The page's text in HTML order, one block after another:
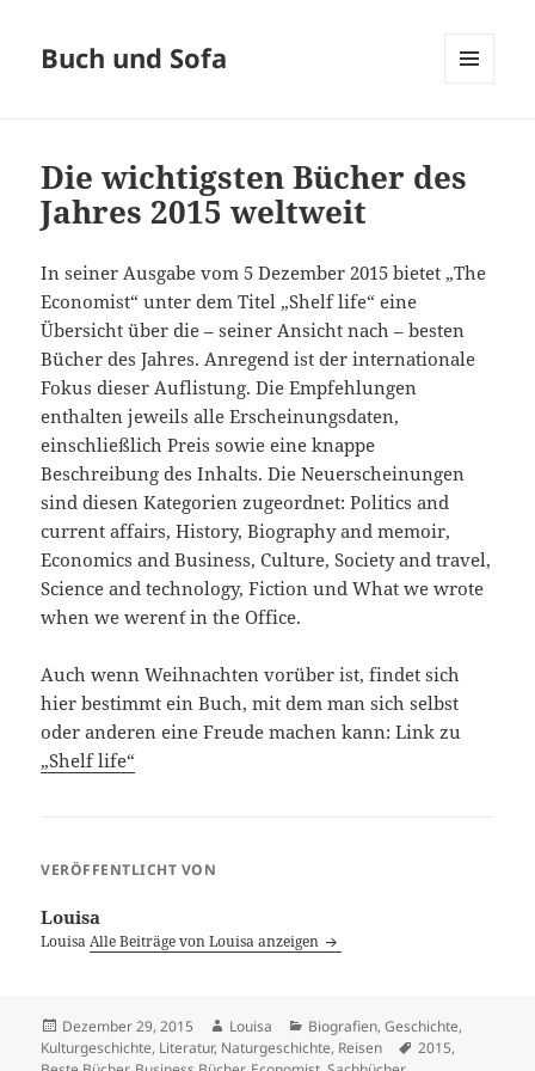
Buch und Sofa
Die wichtigsten Bücher des
Jahres 2015 weltweit
In seiner Ausgabe vom 5 Dezember 2015 bietet „The
Economist“ unter dem Titel „Shelf life“ eine
Übersicht über die – seiner Ansicht nach – besten
Bücher des Jahres. Anregend ist der internationale
Fokus dieser Auflistung. Die Empfehlungen
enthalten jeweils alle Erscheinungsdaten,
einschließlich Preis sowie eine knappe
Beschreibung des Inhalts. Die Neuerscheinungen
sind diesen Kategorien zugeordnet: Politics and
current affairs, History, Biography and memoir,
Economics and Business, Culture, Society and travel,
Science and technology, Fiction und What we wrote
when we weren´t in the Office.
Auch wenn Weihnachten vorüber ist, findet sich
hier bestimmt ein Buch, mit dem man sich selbst
oder anderen eine Freude machen kann: Link zu
„Shelf life“
VERÖFFENTLICHT VON
Louisa
LouisaAlle Beiträge von Louisa anzeigen
Veröffentlicht
am
Dezember 29, 2015 Autor
Louisa Kategorien
Biografien,Geschichte,
Kulturgeschichte, Literatur, Naturgeschichte, Reisen Schlagwörter
2015,